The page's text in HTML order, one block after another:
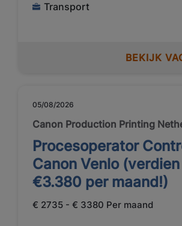
Transport
BEKIJK
05/08/2026
Canon Production Printing
Procesoperator
Canon Venlo
€3.380 per maand!)
€ 2735 - € 3380 Per maand